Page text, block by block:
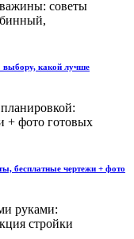
выбору, какой лучше
бесплатные чертежи + фото